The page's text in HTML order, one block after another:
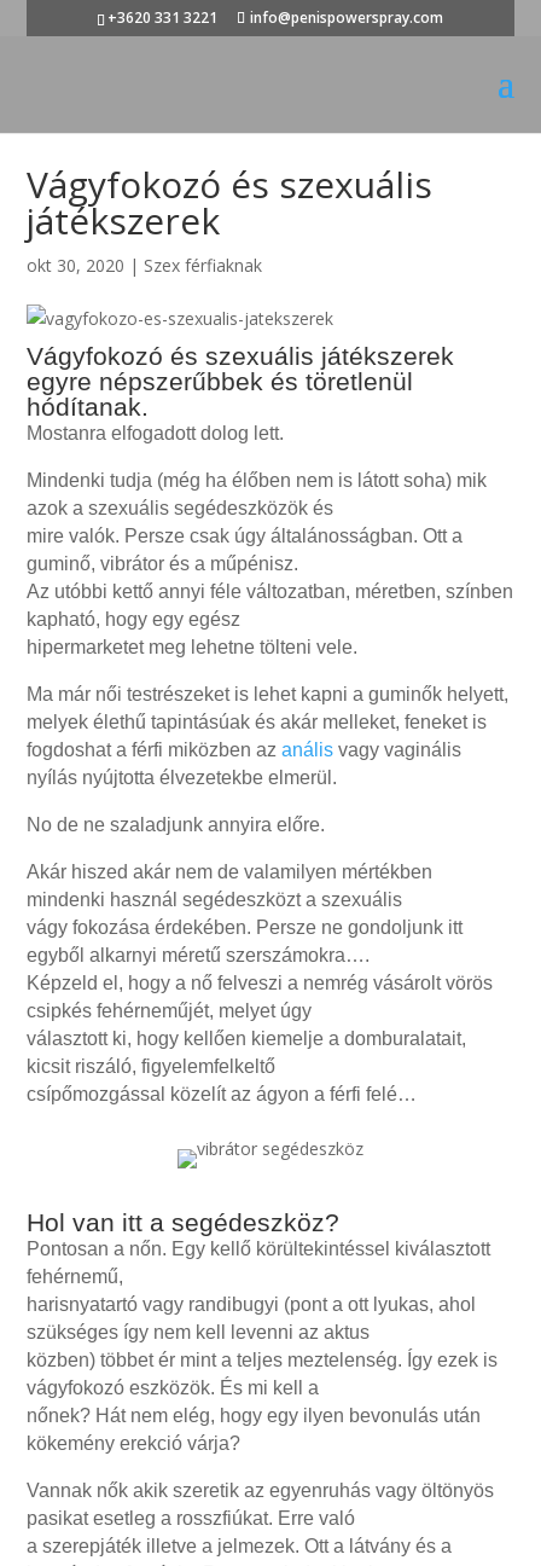
+3620 331 3221 info@penispowerspray.com
Vágyfokozó és szexuális
játékszerek
okt 30, 2020 | Szex férfiaknak
Vágyfokozó és szexuális játékszerek
egyre népszerűbbek és töretlenül
hódítanak.
Mostanra elfogadott dolog lett.
Mindenki tudja (még ha élőben nem is látott soha) mik
azok a szexuális segédeszközök és
mire valók. Persze csak úgy általánosságban. Ott a
guminő, vibrátor és a műpénisz.
Az utóbbi kettő annyi féle változatban, méretben, színben
kapható, hogy egy egész
hipermarketet meg lehetne tölteni vele.
Ma már női testrészeket is lehet kapni a guminők helyett,
melyek élethű tapintásúak és akár melleket, feneket is
fogdoshat a férfi miközben azanális vagy vaginális
nyílás nyújtotta élvezetekbe elmerül.
No de ne szaladjunk annyira előre.
Akár hiszed akár nem de valamilyen mértékben
mindenki használ segédeszközt a szexuális
vágy fokozása érdekében. Persze ne gondoljunk itt
egyből alkarnyi méretű szerszámokra….
Képzeld el, hogy a nő felveszi a nemrég vásárolt vörös
csipkés fehérneműjét, melyet úgy
választott ki, hogy kellően kiemelje a domburalatait,
kicsit riszáló, figyelemfelkeltő
csípőmozgással közelít az ágyon a férfi felé…
Hol van itt a segédeszköz?
Pontosan a nőn. Egy kellő körültekintéssel kiválasztott
fehérnemű,
harisnyatartó vagy randibugyi (pont a ott lyukas, ahol
szükséges így nem kell levenni az aktus
közben) többet ér mint a teljes meztelenség. Így ezek is
vágyfokozó eszközök. És mi kell a
nőnek? Hát nem elég, hogy egy ilyen bevonulás után
kökemény erekció várja?
Vannak nők akik szeretik az egyenruhás vagy öltönyös
pasikat esetleg a rosszfiúkat. Erre való
a szerepjáték illetve a jelmezek. Ott a látvány és a